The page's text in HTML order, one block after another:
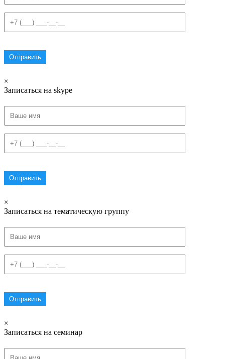
×
Записаться на skype
×
Записаться на тематическую группу
×
Записаться на семинар